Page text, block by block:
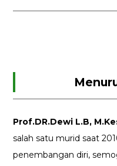
Prof.DR.Dewi L.B,
salah satu murid saat
penembangan diri,